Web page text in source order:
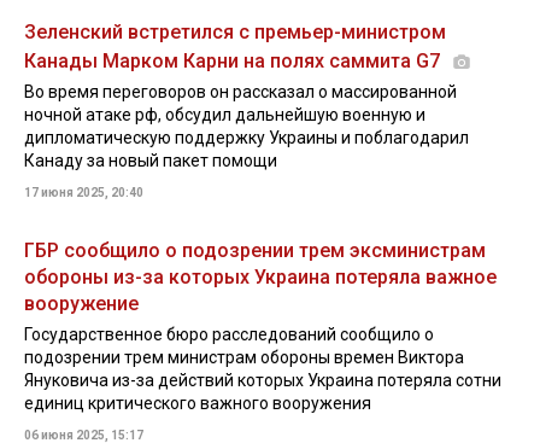
Зеленский встретился с премьер-министром
Канады Марком Карни на полях саммита G7
Во время переговоров он рассказал о массированной
ночной атаке рф, обсудил дальнейшую военную и
дипломатическую поддержку Украины и поблагодарил
Канаду за новый пакет помощи
17 июня 2025, 20:40
ГБР сообщило о подозрении трем эксминистрам
обороны из-за которых Украина потеряла важное
вооружение
Государственное бюро расследований сообщило о
подозрении трем министрам обороны времен Виктора
Януковича из-за действий которых Украина потеряла сотни
единиц критического важного вооружения
06 июня 2025, 15:17